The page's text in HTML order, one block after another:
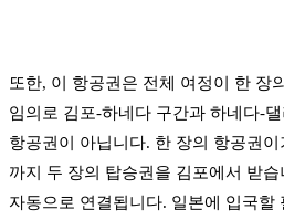
또한, 이 항공권은 전체 여정이 한 장
임의로 김포-하네다 구간과 하네다-
항공권이 아닙니다. 한 장의 항공권
까지 두 장의 탑승권을 김포에서 받
자동으로 연결됩니다. 일본에 입국할